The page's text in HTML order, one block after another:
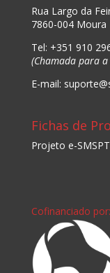
Rua Largo da
7860-004 Moura
Tel: +351 910
(Chamada para
E-mail:
Fichas de
Projeto e-SMSPT
Cofinanciado por: